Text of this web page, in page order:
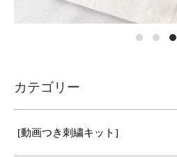
カテゴリー
[動画つき刺繍キット]